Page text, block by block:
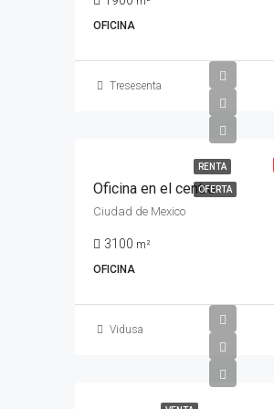
OFICINA
Tresesenta
RENTA
OFERTA
Oficina en el centro
Ciudad de Mexico
3100 m²
OFICINA
Vidusa